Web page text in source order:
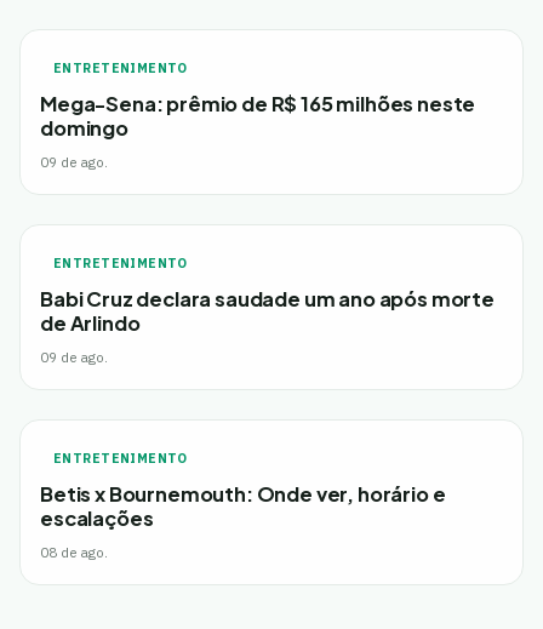
ENTRETENIMENTO
Mega-Sena: prêmio de R$ 165 milhões neste
domingo
09 de ago.
ENTRETENIMENTO
Babi Cruz declara saudade um ano após morte
de Arlindo
09 de ago.
ENTRETENIMENTO
Betis x Bournemouth: Onde ver, horário e
escalações
08 de ago.